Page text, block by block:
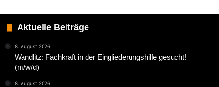
Aktuelle Beiträge
8. August 2026
Wandlitz: Fachkraft in der Eingliederungshilfe gesucht!
(m/w/d)
8. August 2026